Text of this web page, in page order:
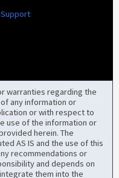
Support
warranties regarding the
any information or
or with respect to
use of the information or
herein. The
AS IS and the use of this
recommendations or
and depends on
them into the